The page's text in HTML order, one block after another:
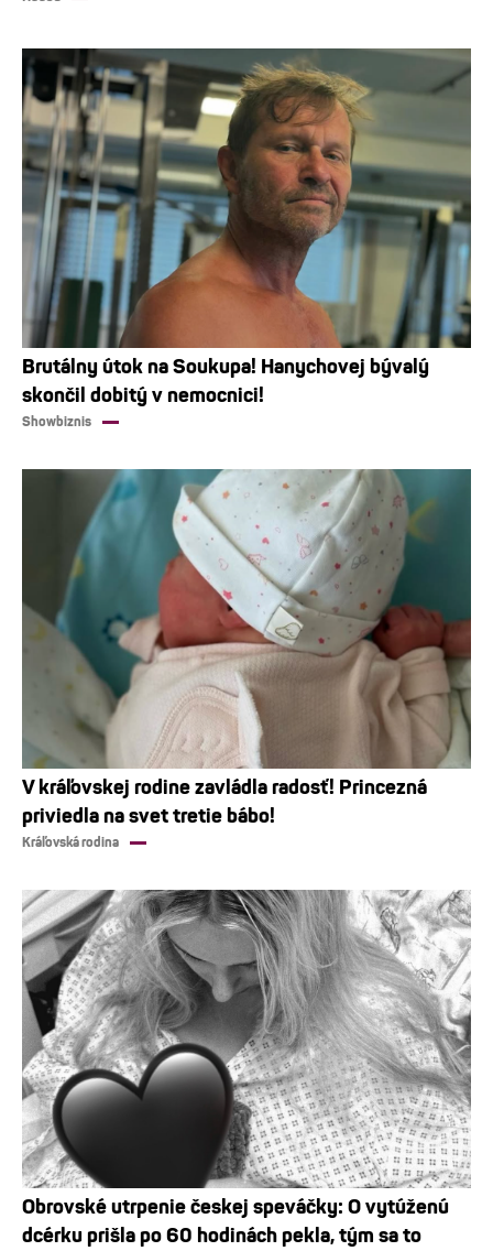
Brutálny útok na Soukupa! Hanychovej bývalý
skončil dobitý v nemocnici!
Showbiznis
V kráľovskej rodine zavládla radosť! Princezná
priviedla na svet tretie bábo!
Kráľovská rodina
Obrovské utrpenie českej speváčky: O vytúženú
dcérku prišla po 60 hodinách pekla, tým sa to